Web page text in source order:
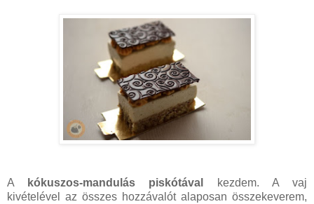
A kókuszos-mandulás piskótával
kezdem. A vaj
kivételével az összes hozzávalót alaposan összekeverem,